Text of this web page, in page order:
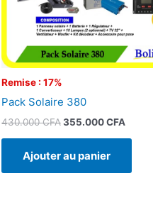
Remise : 17%
Pack Solaire 380
430.000CFA355.000CFA
Ajouter au panier